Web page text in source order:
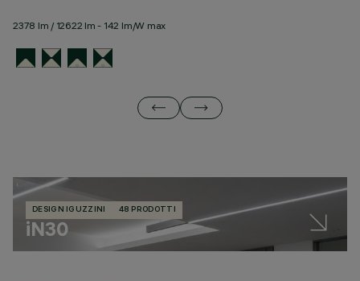
2378 lm / 12622 lm - 142 lm/W max
DESIGN IGUZZINI 48 PRODOTTI
iN30